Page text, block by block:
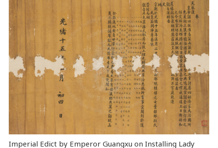
Imperial Edict by Emperor Guangxu on Installing Lady